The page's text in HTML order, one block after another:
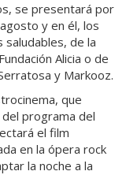
se presentará por
y en él, los
de la
Alicia o de
y Markooz.
que
programa del
el film
en la ópera rock
la noche a la